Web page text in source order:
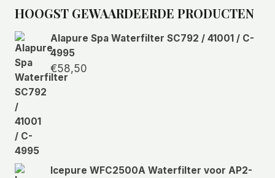
selecteren
HOOGST GEWAARDEERDE PRODUCTEN
Alapure Spa Waterfilter SC792 / 41001 / C-
4995
€58,50
Icepure WFC2500A Waterfilter voor AP2-